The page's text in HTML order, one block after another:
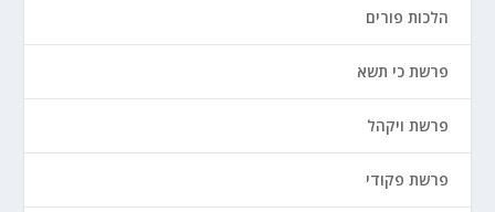
הלכות פורים
פרשת כי תשא
פרשת ויקהל
פרשת פקודי